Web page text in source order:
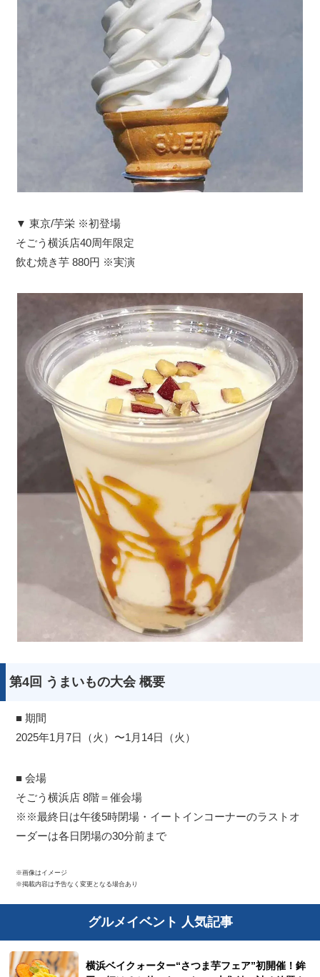
▼ 東京/芋栄 ※初登場
そごう横浜店40周年限定
飲む焼き芋 880円 ※実演
第4回 うまいもの大会 概要
■ 期間
2025年1月7日（火）〜1月14日（火）
■ 会場
そごう横浜店 8階＝催会場
※※最終日は午後5時閉場・イートインコーナーのラストオ
ーダーは各日閉場の30分前まで
※画像はイメージ
※掲載内容は予告なく変更となる場合あり
グルメイベント 人気記事
横浜ベイクォーター“さつま芋フェア”初開催！鉾